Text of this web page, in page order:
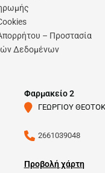
– Προστασία
Δεδομένων
Φαρμακείο 2
ΓΕΩΡΓΙΟΥ
2661039048
Προβολή χάρτη